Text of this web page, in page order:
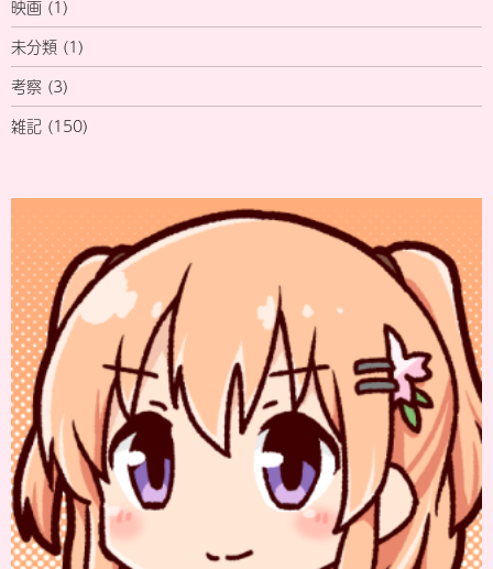
映画 (1)
未分類 (1)
考察 (3)
雑記 (150)